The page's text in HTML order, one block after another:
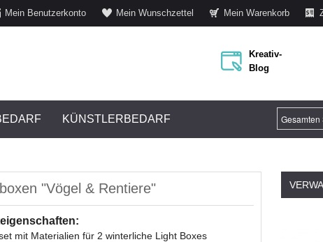
Mein Benutzerkonto Mein Wunschzettel Mein Warenkorb
Kreativ-
Blog
KÜNSTLERBEDARF
"Vögel & Rentiere"
mit Materialien für 2 winterliche Light Boxes